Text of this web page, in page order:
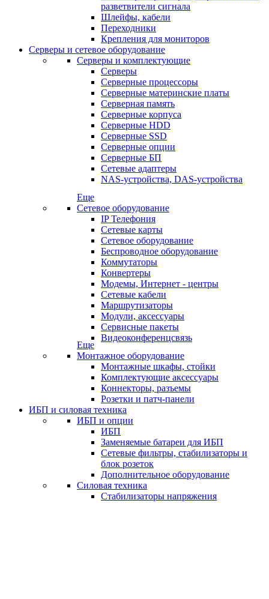
разветвители сигнала
Шлейфы, кабели
Переходники
Крепления для мониторов
Серверы и сетевое оборудование
Серверы и комплектующие
Серверы
Серверные процессоры
Серверные материнские платы
Серверная память
Серверные корпуса
Серверные HDD
Серверные SSD
Серверные опции
Серверные БП
Сетевые адаптеры
NAS-устройства, DAS-устройства
Еще
Сетевое оборудование
IP Телефония
Сетевые карты
Сетевое оборудование
Беспроводное оборудование
Коммутаторы
Конвертеры
Модемы, Интернет - центры
Сетевые кабели
Маршрутизаторы
Модули, аксессуары
Сервисные пакеты
Видеоконференцсвязь
Еще
Монтажное оборудование
Монтажные шкафы, стойки
Комплектующие аксессуары
Коннекторы, разъемы
Розетки и патч-панели
ИБП и силовая техника
ИБП и опции
ИБП
Заменяемые батареи для ИБП
Сетевые фильтры, стабилизаторы и
блок розеток
Дополнительное оборудование
Силовая техника
Стабилизаторы напряжения